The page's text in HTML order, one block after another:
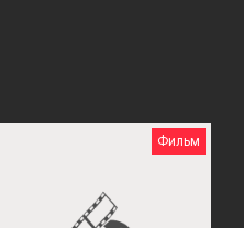
Фильм